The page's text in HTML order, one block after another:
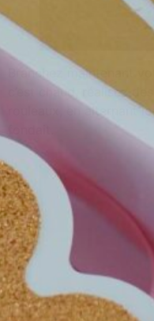
Branchez maintenant
c’est chaud, réalisez
rouleaux, en alternant